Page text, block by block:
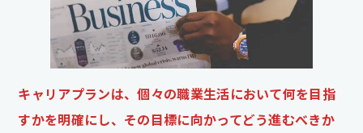
キャリアプランは、個々の職業生活において何を目指
すかを明確にし、その目標に向かってどう進むべきか